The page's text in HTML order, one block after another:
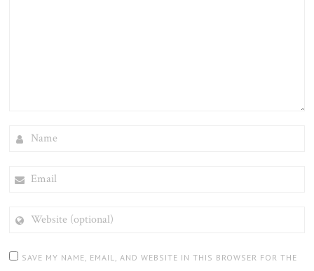
(OPTIONAL)
SAVE MY NAME, EMAIL, AND WEBSITE IN THIS BROWSER FOR THE